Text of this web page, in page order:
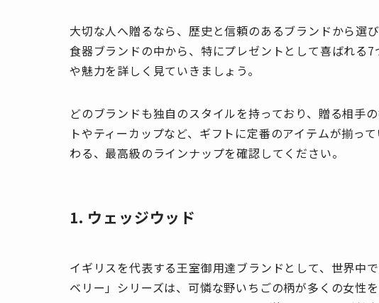
大切な人へ贈るなら、歴史と信頼のあるブランドから選
食器ブランドの中から、特にプレゼントとして喜ばれる
や魅力を詳しく見ていきましょう。
どのブランドも独自のスタイルを持っており、贈る相手
トやティーカップなど、ギフトに定番のアイテムが揃っ
わる、最高級のラインナップを確認してください。
1. ウェッジウッド
イギリスを代表する王室御用達ブランドとして、世界中
ベリー」シリーズは、可憐な野いちごの柄が多くの女性